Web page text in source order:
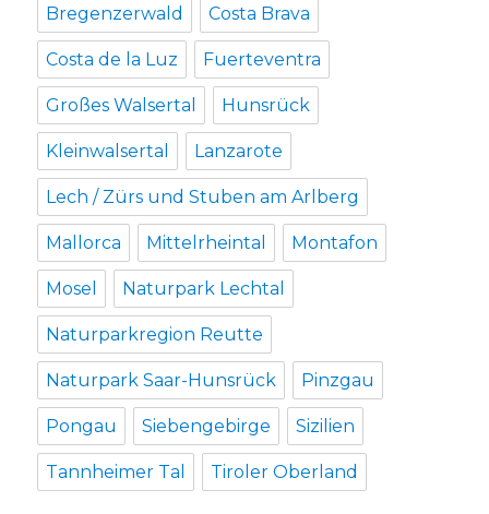
Bregenzerwald Costa Brava
Costa de la Luz Fuerteventra
Großes Walsertal Hunsrück
Kleinwalsertal Lanzarote
Lech / Zürs und Stuben am Arlberg
Mallorca Mittelrheintal Montafon
Mosel Naturpark Lechtal
Naturparkregion Reutte
Naturpark Saar-Hunsrück Pinzgau
Pongau Siebengebirge Sizilien
Tannheimer Tal Tiroler Oberland